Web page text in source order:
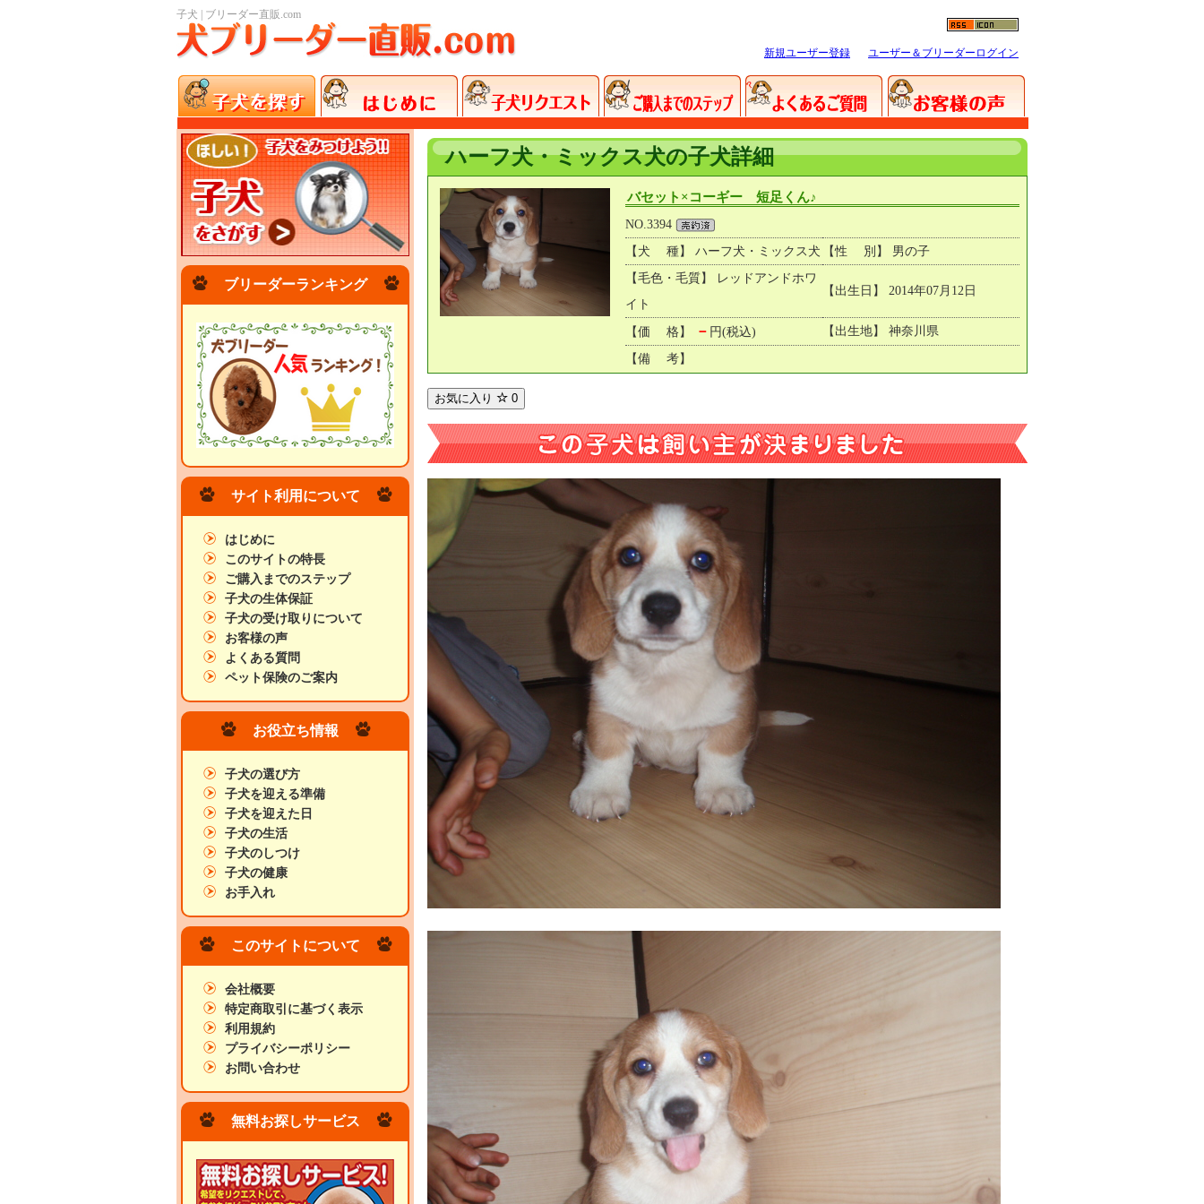
子犬 | ブリーダー直販.com
新規ユーザー登録 ユーザー＆ブリーダーログイン
ハーフ犬・ミックス犬の子犬詳細
バセット×コーギー 短足くん♪
NO.3394
【犬 種】 ハーフ犬・ミックス犬
【性 別】 男の子
【毛色・毛質】 レッドアンドホワ
イト
【出生日】 2014年07月12日
【価 格】 － 円(税込) 【出生地】 神奈川県
【備 考】
お気に入り 0
ブリーダーランキング
サイト利用について
はじめに
このサイトの特長
ご購入までのステップ
子犬の生体保証
子犬の受け取りについて
お客様の声
よくある質問
ペット保険のご案内
お役立ち情報
子犬の選び方
子犬を迎える準備
子犬を迎えた日
子犬の生活
子犬のしつけ
子犬の健康
お手入れ
このサイトについて
会社概要
特定商取引に基づく表示
利用規約
プライバシーポリシー
お問い合わせ
無料お探しサービス